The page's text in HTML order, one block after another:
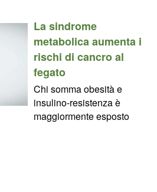
La sindrome
metabolica aumenta i
rischi di cancro al
fegato
Chi somma obesità e
insulino-resistenza è
maggiormente esposto